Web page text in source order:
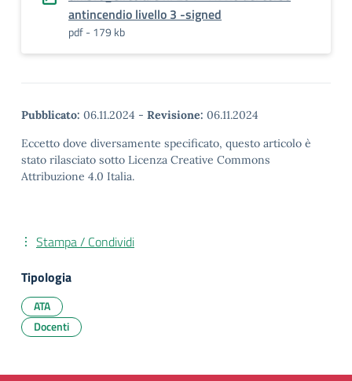
antincendio livello 3 -signed
pdf - 179 kb
Pubblicato: 06.11.2024 - Revisione: 06.11.2024
Eccetto dove diversamente specificato, questo articolo è
stato rilasciato sotto Licenza Creative Commons
Attribuzione 4.0 Italia.
Stampa / Condividi
Tipologia
ATA
Docenti